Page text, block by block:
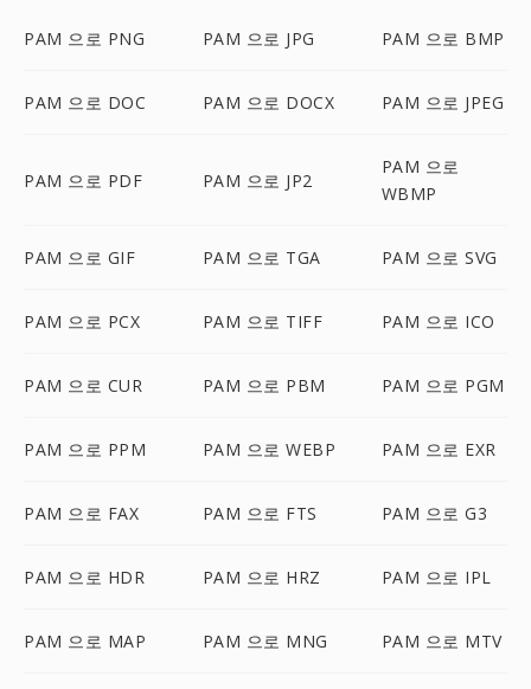
PAM 으로 PNG PAM 으로 JPG PAM 으로 BMP
PAM 으로 DOC PAM 으로 DOCX PAM 으로 JPEG
PAM 으로 PDF PAM 으로 JP2
PAM 으로
WBMP
PAM 으로 GIF PAM 으로 TGA PAM 으로 SVG
PAM 으로 PCX PAM 으로 TIFF PAM 으로 ICO
PAM 으로 CUR PAM 으로 PBM PAM 으로 PGM
PAM 으로 PPM PAM 으로 WEBP PAM 으로 EXR
PAM 으로 FAX PAM 으로 FTS PAM 으로 G3
PAM 으로 HDR PAM 으로 HRZ PAM 으로 IPL
PAM 으로 MAP PAM 으로 MNG PAM 으로 MTV